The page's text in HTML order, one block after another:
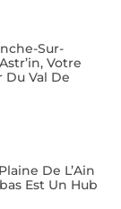
Sur-
Votre
Val De
De L’Ain
Est Un Hub